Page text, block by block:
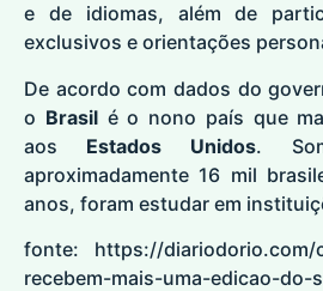
e de idiomas, além de
exclusivos e orientações
De acordo com dados do
o Brasilé o nono país que
aos Estados Unidos.
aproximadamente 16 mil
anos, foram estudar em
fonte: https://diariodorio.com/
recebem-mais-uma-edicao-